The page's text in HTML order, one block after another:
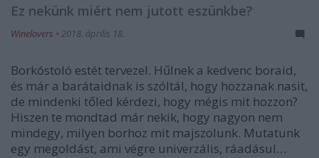
Ez nekünk miért nem jutott eszünkbe?
Winelovers • 2018. április 18.
Borkóstoló estét tervezel. Hűlnek a kedvenc boraid,
és már a barátaidnak is szóltál, hogy hozzanak nasit,
de mindenki tőled kérdezi, hogy mégis mit hozzon?
Hiszen te mondtad már nekik, hogy nagyon nem
mindegy, milyen borhoz mit majszolunk. Mutatunk
egy megoldást, ami végre univerzális, ráadásul…